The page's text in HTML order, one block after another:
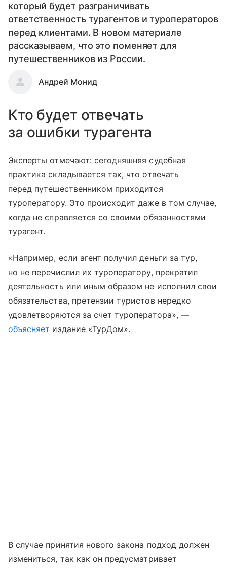
который будет разграничивать
ответственность турагентов и туроператоров
перед клиентами. В новом материале
рассказываем, что это поменяет для
путешественников из России.
Андрей Монид
Кто будет отвечать
за ошибки турагента
Эксперты отмечают: сегодняшняя судебная
практика складывается так, что отвечать
перед путешественником приходится
туроператору. Это происходит даже в том случае,
когда не справляется со своими обязанностями
турагент.
«Например, если агент получил деньги за тур,
но не перечислил их туроператору, прекратил
деятельность или иным образом не исполнил свои
обязательства, претензии туристов нередко
удовлетворяются за счет туроператора», —
объясняет издание «ТурДом».
В случае принятия нового закона подход должен
измениться, так как он предусматривает